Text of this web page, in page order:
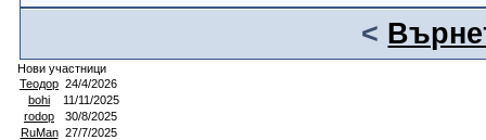
<
Нови участници
Теодор 24/4/2026
bohi
11/11/2025
rodop
30/8/2025
RuMan 27/7/2025